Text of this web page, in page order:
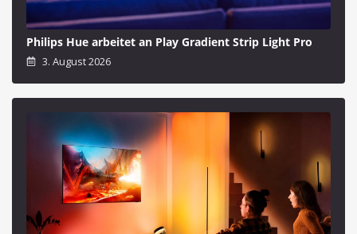
Philips Hue arbeitet an Play Gradient Strip Light Pro
3. August 2026